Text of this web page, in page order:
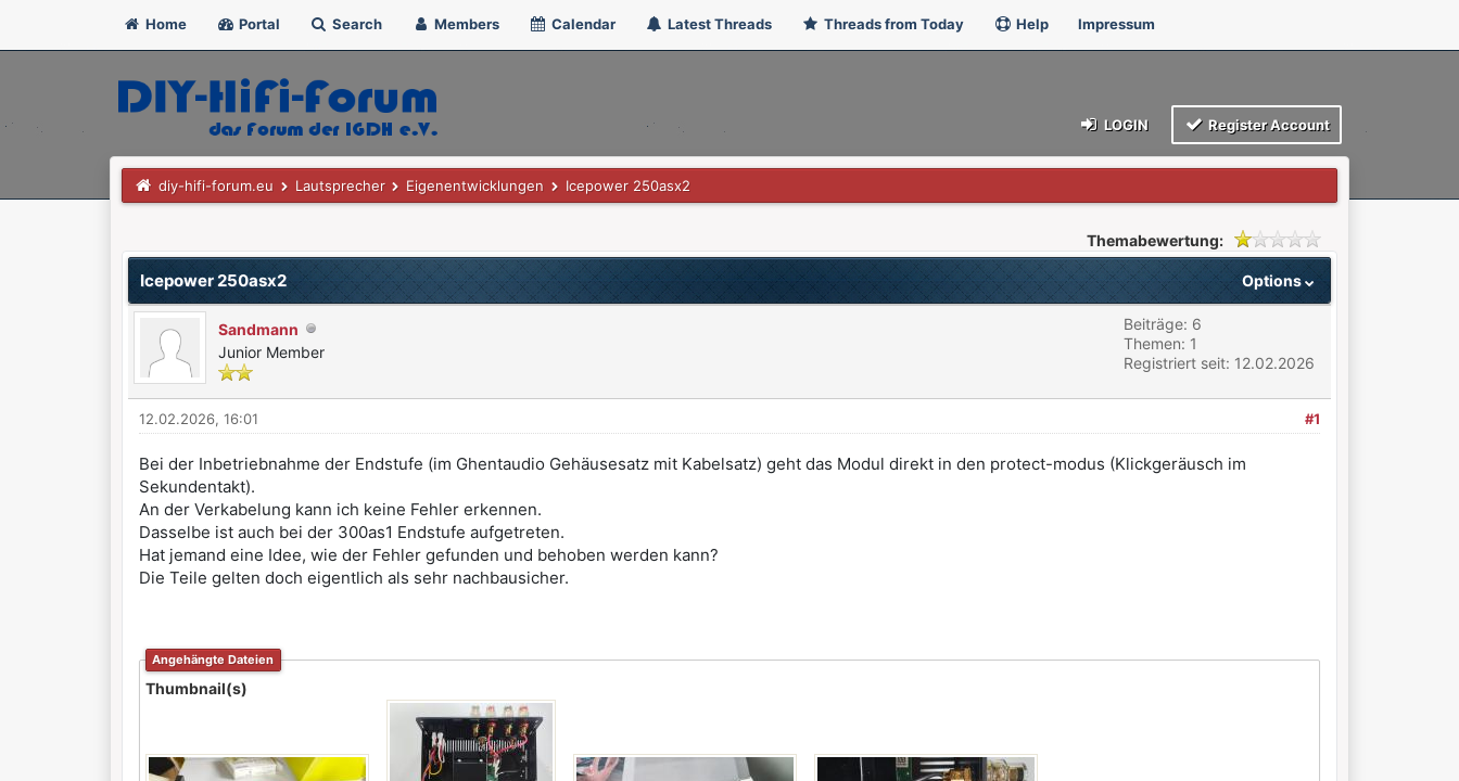
Home Portal Search Members Calendar Latest Threads Threads from Today Help Impressum
LOGIN Register Account
diy-hifi-forum.eu Lautsprecher Eigenentwicklungen Icepower 250asx2
Themabewertung:
Options
Icepower 250asx2
Sandmann
Junior Member
Beiträge: 6
Themen: 1
Registriert seit: 12.02.2026
#1
12.02.2026, 16:01
Bei der Inbetriebnahme der Endstufe (im Ghentaudio Gehäusesatz mit Kabelsatz) geht das Modul direkt in den protect-modus (Klickgeräusch im
Sekundentakt).
An der Verkabelung kann ich keine Fehler erkennen.
Dasselbe ist auch bei der 300as1 Endstufe aufgetreten.
Hat jemand eine Idee, wie der Fehler gefunden und behoben werden kann?
Die Teile gelten doch eigentlich als sehr nachbausicher.
Angehängte Dateien
Thumbnail(s)